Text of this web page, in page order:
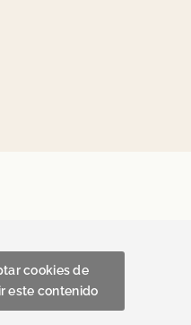
cookies de
este contenido